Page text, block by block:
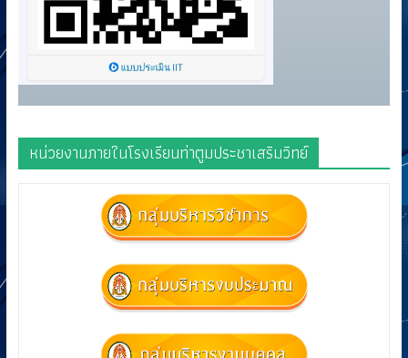
หน่วยงานภายในโรงเรียนท่าตูมประชาเสริมวิทย์